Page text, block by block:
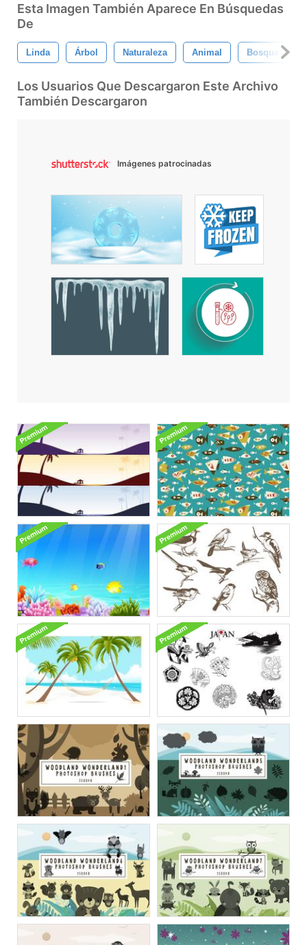
Esta Imagen También Aparece En Búsquedas
De
Linda Árbol Naturaleza Animal Bosque
Los Usuarios Que Descargaron Este Archivo
También Descargaron
Imágenes patrocinadas